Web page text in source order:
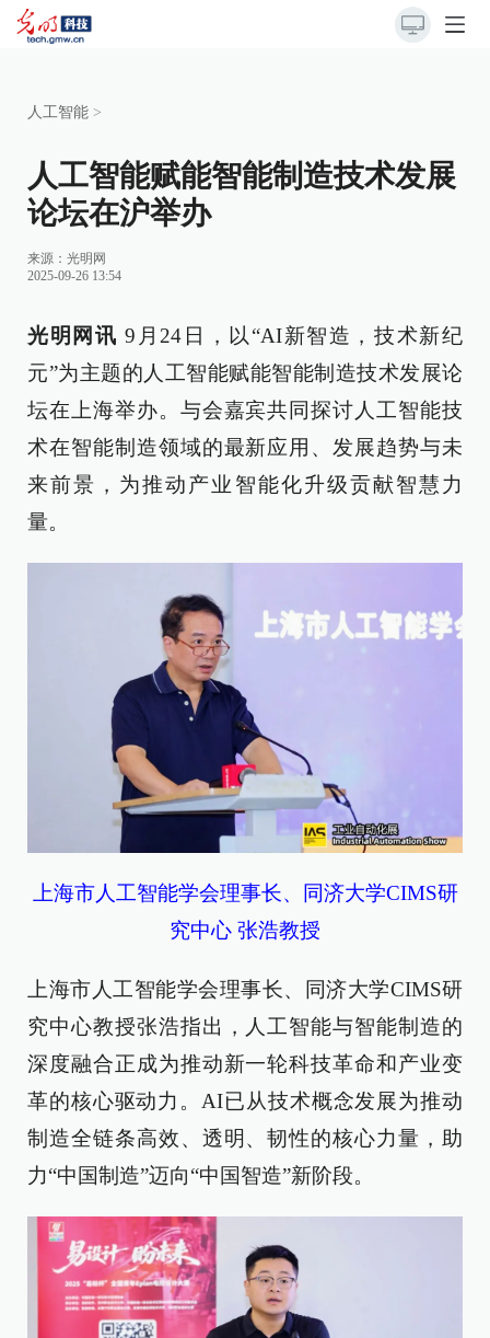
人工智能 >
人工智能赋能智能制造技术发展
论坛在沪举办
来源： 光明网
2025-09-26 13:54
光明网讯 9月24日，以“AI新智造，技术新纪
元”为主题的人工智能赋能智能制造技术发展论
坛在上海举办。与会嘉宾共同探讨人工智能技
术在智能制造领域的最新应用、发展趋势与未
来前景，为推动产业智能化升级贡献智慧力
量。
上海市人工智能学会理事长、同济大学CIMS研
究中心 张浩教授
上海市人工智能学会理事长、同济大学CIMS研
究中心教授张浩指出，人工智能与智能制造的
深度融合正成为推动新一轮科技革命和产业变
革的核心驱动力。AI已从技术概念发展为推动
制造全链条高效、透明、韧性的核心力量，助
力“中国制造”迈向“中国智造”新阶段。